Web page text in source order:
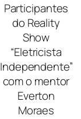
Participantes
do Reality
Show
“Eletricista
Independente”
com o mentor
Everton
Moraes